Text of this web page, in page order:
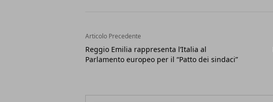
Articolo Precedente
Reggio Emilia rappresenta l’Italia al
Parlamento europeo per il “Patto dei sindaci”